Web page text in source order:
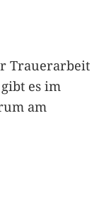
Trauerarbeit
es im
am